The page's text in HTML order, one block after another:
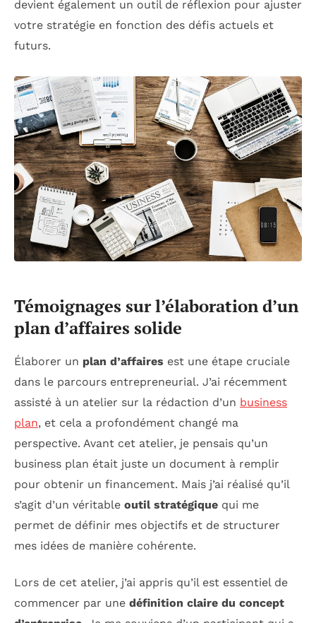
devient également un outil de réflexion pour ajuster
votre stratégie en fonction des défis actuels et
futurs.
Témoignages sur l’élaboration d’un
plan d’affaires solide
Élaborer un plan d’affaires est une étape cruciale
dans le parcours entrepreneurial. J’ai récemment
assisté à un atelier sur la rédaction d’un business
plan, et cela a profondément changé ma
perspective. Avant cet atelier, je pensais qu’un
business plan était juste un document à remplir
pour obtenir un financement. Mais j’ai réalisé qu’il
s’agit d’un véritable outil stratégique qui me
permet de définir mes objectifs et de structurer
mes idées de manière cohérente.
Lors de cet atelier, j’ai appris qu’il est essentiel de
commencer par une définition claire du concept